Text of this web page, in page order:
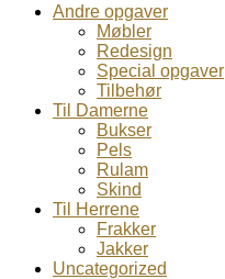
Andre opgaver
Møbler
Redesign
Special opgaver
Tilbehør
Til Damerne
Bukser
Pels
Rulam
Skind
Til Herrene
Frakker
Jakker
Uncategorized